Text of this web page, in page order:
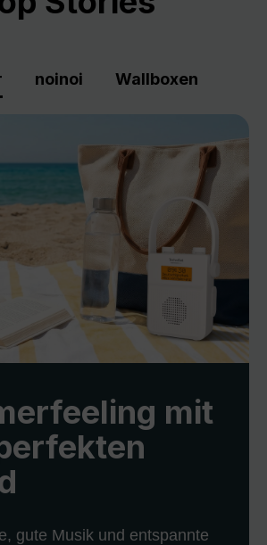
noinoi Wallboxen
mit
gute Musik und entspannte